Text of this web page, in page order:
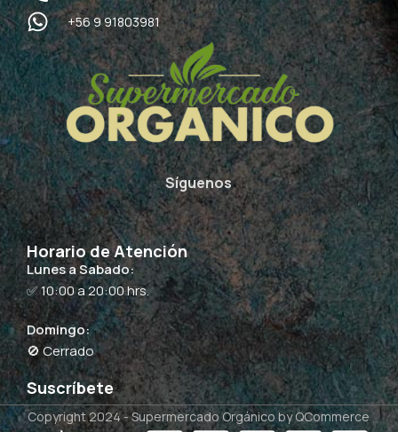
+56 9 91803981
Síguenos
Horario de Atención
Lunes a Sabado:
✅ 10:00 a 20:00 hrs.
Domingo:
🚫 Cerrado
Suscríbete
Copyright 2024 -Supermercado Orgánico by QCommerce